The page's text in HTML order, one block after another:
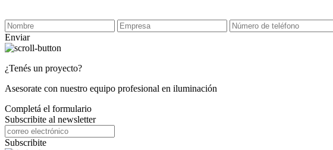
Enviar
¿Tenés un proyecto?
Asesorate con nuestro equipo profesional en iluminación
Completá el formulario
Subscribite al newsletter
Subscribite